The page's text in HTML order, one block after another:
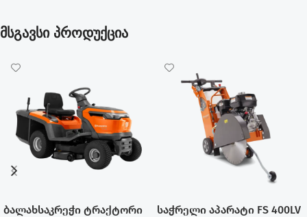
მსგავსი პროდუქცია
ბალახსაკრეჭი ტრაქტორი
საჭრელი აპარატი FS 400LV